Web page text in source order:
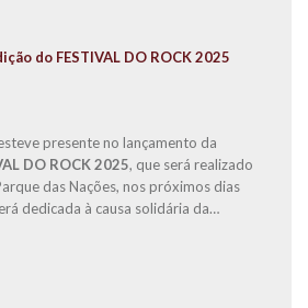
do FESTIVAL DO ROCK 2025
presente no lançamento da
DO ROCK 2025, que será realizado
das Nações, nos próximos dias
dedicada à causa solidária da